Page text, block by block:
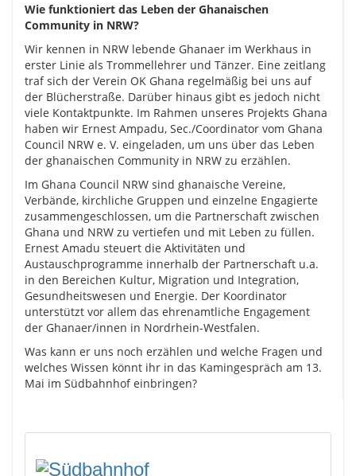
Wie funktioniert das Leben der Ghanaischen
Community in NRW?
Wir kennen in NRW lebende Ghanaer im Werkhaus in
erster Linie als Trommellehrer und Tänzer. Eine zeitlang
traf sich der Verein OK Ghana regelmäßig bei uns auf
der Blücherstraße. Darüber hinaus gibt es jedoch nicht
viele Kontaktpunkte. Im Rahmen unseres Projekts Ghana
haben wir Ernest Ampadu, Sec./Coordinator vom Ghana
Council NRW e. V. eingeladen, um uns über das Leben
der ghanaischen Community in NRW zu erzählen.
Im Ghana Council NRW sind ghanaische Vereine,
Verbände, kirchliche Gruppen und einzelne Engagierte
zusammengeschlossen, um die Partnerschaft zwischen
Ghana und NRW zu vertiefen und mit Leben zu füllen.
Ernest Amadu steuert die Aktivitäten und
Austauschprogramme innerhalb der Partnerschaft u.a.
in den Bereichen Kultur, Migration und Integration,
Gesundheitswesen und Energie. Der Koordinator
unterstützt vor allem das ehrenamtliche Engagement
der Ghanaer/innen in Nordrhein-Westfalen.
Was kann er uns noch erzählen und welche Fragen und
welches Wissen könnt ihr in das Kamingespräch am 13.
Mai im Südbahnhof einbringen?